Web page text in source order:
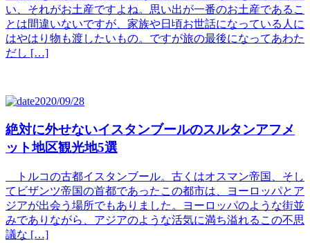
い、それがお土産ですよね。思い出が一番のお土産であるこ
とは間違いないですが、家族や日頃お世話になっている人に
はやはり物も渡したいもの。ですが旅の最後になってあわた
だし […]
2020/09/28
絶対に外せないイスタンブールのスルタンアフメ
ット地区観光地5選
トルコの古都イスタンブール。古くはオスマン帝国、そし
てビザンツ帝国の首都であったこの都市は、ヨーロッパとア
ジアが出会う場所でもありました。ヨーロッパのような街並
みでありながら、アジアのような活気に満ち溢れるこの不思
議な […]